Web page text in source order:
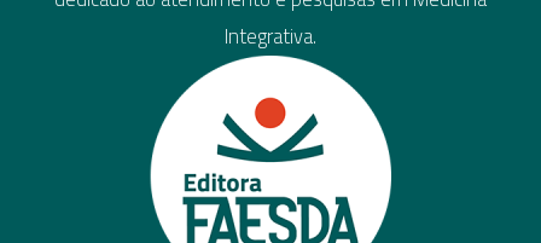
Integrativa.